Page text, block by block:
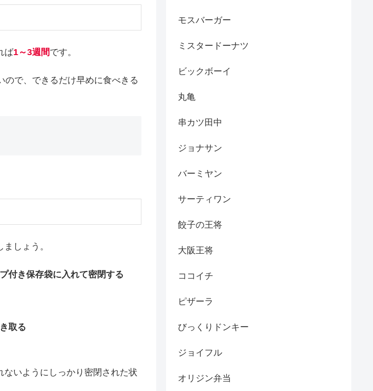
ば1～3週間です。
ので、できるだけ早めに食べきる
しょう。
付き保存袋に入れて密閉する
取る
いようにしっかり密閉された状
モスバーガー
ミスタードーナツ
ビックボーイ
丸亀
串カツ田中
ジョナサン
バーミヤン
サーティワン
餃子の王将
大阪王将
ココイチ
ピザーラ
びっくりドンキー
ジョイフル
オリジン弁当